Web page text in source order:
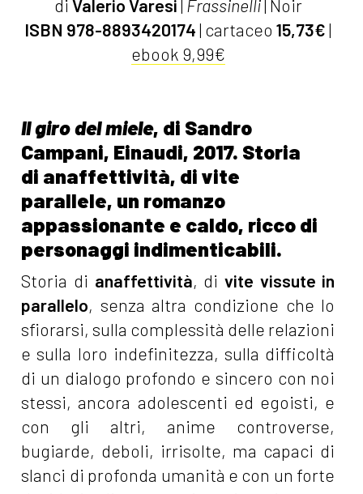
di Valerio Varesi Frassinelli| Noir
ISBN 978-8893420174 | cartaceo15,73€ |
ebook 9,99€
Il giro del miele, di Sandro
Campani, Einaudi, 2017. Storia
di anaffettività, di vite
parallele, un romanzo
appassionante e caldo, ricco di
personaggi indimenticabili.
Storia di anaffettività, di vite vissute in
parallelo, senza altra condizione che lo
sfiorarsi, sulla complessità delle relazi­oni
e sulla loro indefinitezza, sulla difficoltà
di un dia­logo profondo e sinc­ero con noi
stessi, ancora adolescenti ed egoisti, e
con gli altri, anime controv­erse,
bugiarde, debo­li, irrisolte, ma ca­paci di
slanci di profonda umanità e con un forte